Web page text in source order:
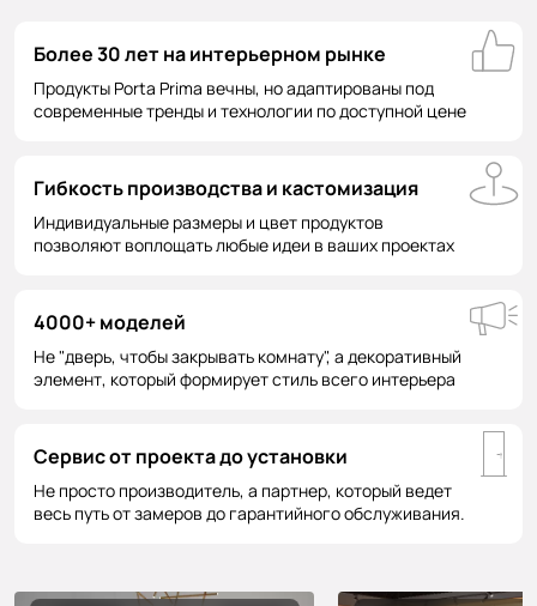
Более 30 лет на интерьерном рынке
Продукты Porta Prima вечны, но адаптированы под
современные тренды и технологии по доступной цене
Гибкость производства и кастомизация
Индивидуальные размеры и цвет продуктов
позволяют воплощать любые идеи в ваших проектах
4000+ моделей
Не "дверь, чтобы закрывать комнату", а декоративный
элемент, который формирует стиль всего интерьера
Сервис от проекта до установки
Не просто производитель, а партнер, который ведет
весь путь от замеров до гарантийного обслуживания.